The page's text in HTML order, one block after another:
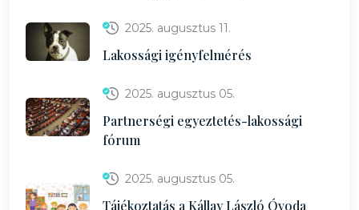
2025. augusztus 11.
Lakossági igényfelmérés
2025. augusztus 05.
Partnerségi egyeztetés-lakossági
fórum
2025. augusztus 05.
Tájékoztatás a Kállay László Óvoda